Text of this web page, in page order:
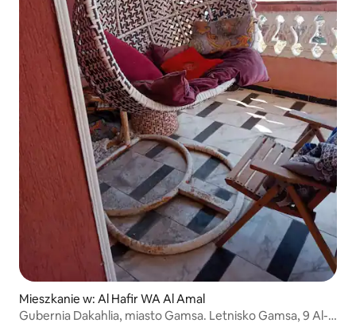
Mieszkanie w: Al Hafir WA Al Amal
Gubernia Dakahlia, miasto Gamsa. Letnisko Gamsa, 9 Al-